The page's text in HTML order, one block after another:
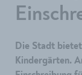
Die Stadt
Kindergärten.